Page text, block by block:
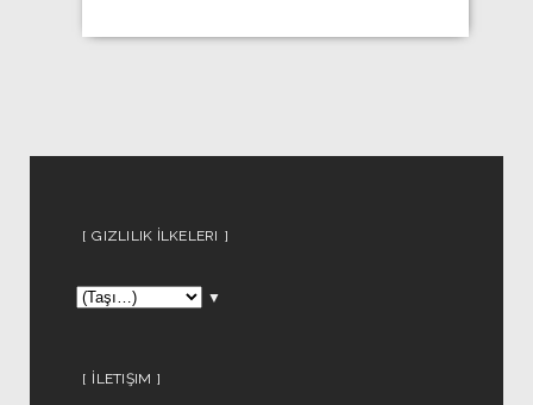
GIZLILIK İLKELERI
▼
İLETIŞIM